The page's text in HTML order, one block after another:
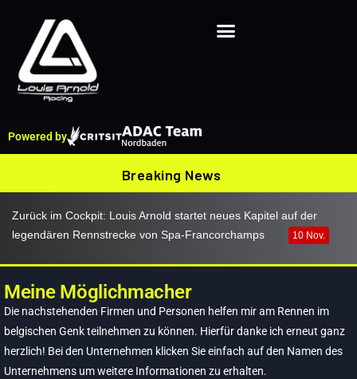
Powered by
Breaking News
Zurück im Cockpit: Louis Arnold startet neues Kapitel auf der
legendären Rennstrecke von Spa-Francorchamps
10 Nov.
Kollision verhindert Top-Ergebnis in Ampfing
Ich brauche Ihre Hilfe für Genk! 02 Mai
Meine Möglichmacher
Die nachstehenden Firmen und Personen helfen mir am Rennen im
belgischen Genk teilnehmen zu können. Hierfür danke ich erneut ganz
herzlich! Bei den Unternehmen klicken Sie einfach auf den Namen des
Unternehmens um weitere Informationen zu erhalten.